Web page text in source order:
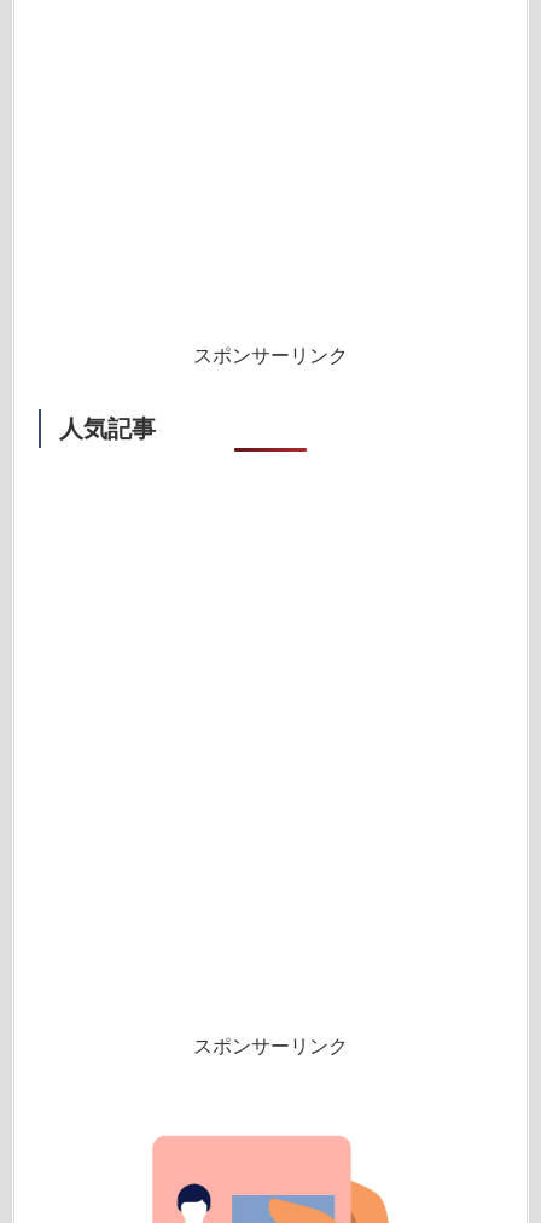
スポンサーリンク
人気記事
スポンサーリンク